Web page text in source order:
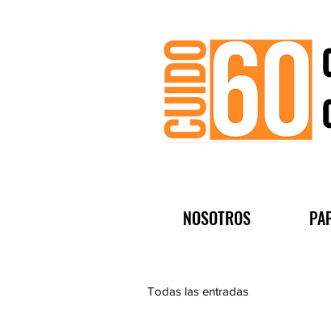
NOSOTROS
Todas las entradas